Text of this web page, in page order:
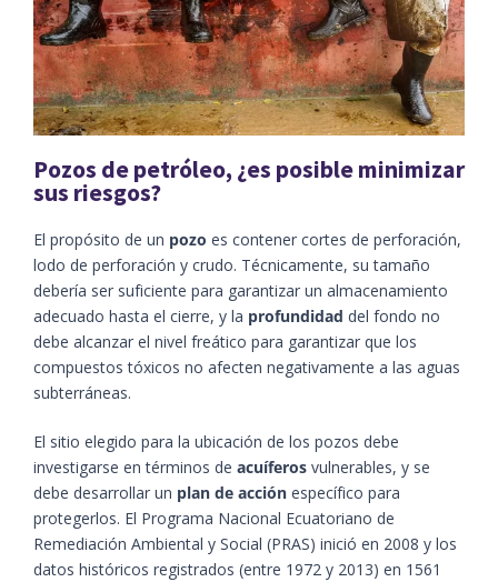
Pozos de petróleo, ¿es posible minimizar
sus riesgos?
El propósito de un pozo es contener cortes de perforación,
lodo de perforación y crudo. Técnicamente, su tamaño
debería ser suficiente para garantizar un almacenamiento
adecuado hasta el cierre, y la profundidad del fondo no
debe alcanzar el nivel freático para garantizar que los
compuestos tóxicos no afecten negativamente a las aguas
subterráneas.
El sitio elegido para la ubicación de los pozos debe
investigarse en términos de acuíferos vulnerables, y se
debe desarrollar un plan de acción específico para
protegerlos. El Programa Nacional Ecuatoriano de
Remediación Ambiental y Social (PRAS) inició en 2008 y los
datos históricos registrados (entre 1972 y 2013) en 1561